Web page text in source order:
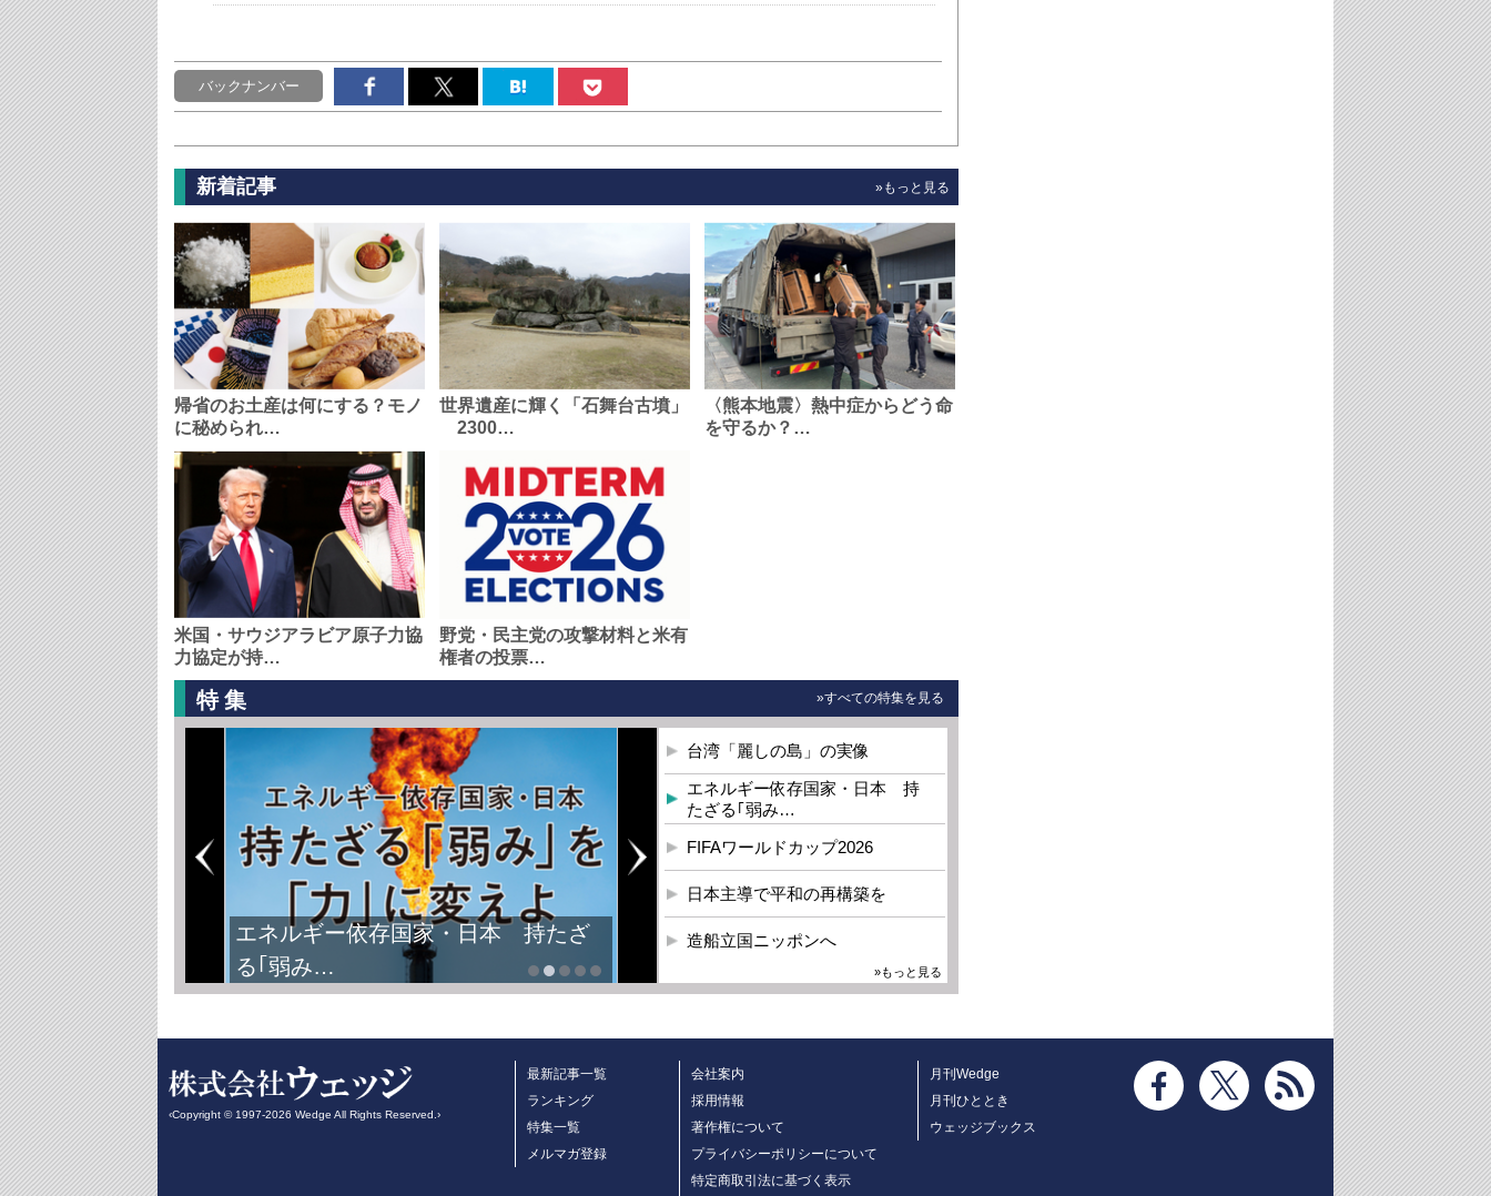
バックナンバー
新着記事 »もっと見る
帰省のお土産は何にする？モノ
に秘められ…
世界遺産に輝く「石舞台古墳」
2300…
〈熊本地震〉熱中症からどう命
を守るか？…
米国・サウジアラビア原子力協
力協定が持…
野党・民主党の攻撃材料と米有
権者の投票…
特集 »すべての特集を見る
エネルギー依存国家・日本 持たざ
る｢弱み…
台湾「麗しの島」の実像
エネルギー依存国家・日本 持
たざる｢弱み…
FIFAワールドカップ2026
日本主導で平和の再構築を
造船立国ニッポンへ
»もっと見る
‹Copyright © 1997-2026 Wedge All Rights Reserved.›
最新記事一覧
ランキング
特集一覧
メルマガ登録
会社案内
採用情報
著作権について
プライバシーポリシーについて
特定商取引法に基づく表示
月刊Wedge
月刊ひととき
ウェッジブックス